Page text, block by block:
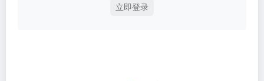
立即登录